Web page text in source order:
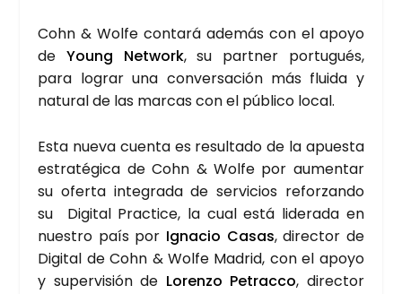
Cohn & Wol­fe con­ta­rá ade­más con el apo­yo
deYoung Net­work, su part­ner por­tu­gués,
para lograr una con­ver­sa­ción más flui­da y
natu­ral de las mar­cas con el públi­co local.
Esta nue­va cuen­ta es resul­ta­do de la apues­ta
estra­té­gi­ca de Cohn & Wol­fe por aumen­tar
su ofer­ta inte­gra­da de ser­vi­cios refor­zan­do
su Digi­tal Prac­ti­ce, la cual está lide­ra­da en
nues­tro país por Igna­cio Casas, direc­tor de
Digi­tal de Cohn & Wol­fe Madrid, con el apo­yo
y super­vi­sión de Loren­zo Petrac­co, direc­tor